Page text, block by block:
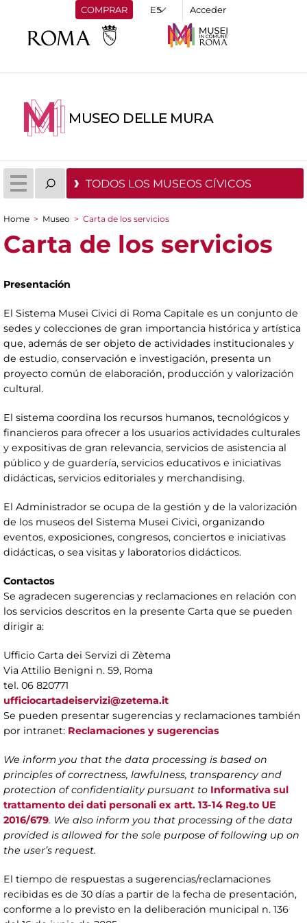
COMPRAR Acceder
MUSEO DELLE MURA
TODOS LOS MUSEOS CÍVICOS
You are here
Home > Museo > Carta de los servicios
Carta de los servicios
Presentación
El Sistema Musei Civici di Roma Capitale es un conjunto de
sedes y colecciones de gran importancia histórica y artística
que, además de ser objeto de actividades institucionales y
de estudio, conservación e investigación, presenta un
proyecto común de elaboración, producción y valorización
cultural.
El sistema coordina los recursos humanos, tecnológicos y
financieros para ofrecer a los usuarios actividades culturales
y expositivas de gran relevancia, servicios de asistencia al
público y de guardería, servicios educativos e iniciativas
didácticas, servicios editoriales y merchandising.
El Administrador se ocupa de la gestión y de la valorización
de los museos del Sistema Musei Civici, organizando
eventos, exposiciones, congresos, conciertos e iniciativas
didácticas, o sea visitas y laboratorios didácticos.
Contactos
Se agradecen sugerencias y reclamaciones en relación con
los servicios descritos en la presente Carta que se pueden
dirigir a:
Ufficio Carta dei Servizi di Zètema
Via Attilio Benigni n. 59, Roma
tel. 06 820771
ufficiocartadeiservizi@zetema.it
Se pueden presentar sugerencias y reclamaciones también
por intranet: Reclamaciones y sugerencias
We inform you that the data processing is based on
principles of correctness, lawfulness, transparency and
protection of confidentiality pursuant to Informativa sul
trattamento dei dati personali ex artt. 13-14 Reg.to UE
2016/679. We also inform you that processing of the data
provided is allowed for the sole purpose of following up on
the user’s request.
El tiempo de respuestas a sugerencias/reclamaciones
recibidas es de 30 días a partir de la fecha de presentación,
conforme a lo previsto en la deliberación municipal n. 136